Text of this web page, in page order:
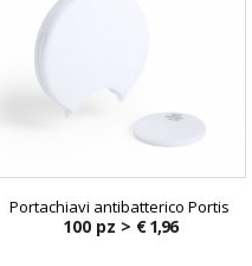
Portachiavi antibatterico Portis
100 pz > € 1,96